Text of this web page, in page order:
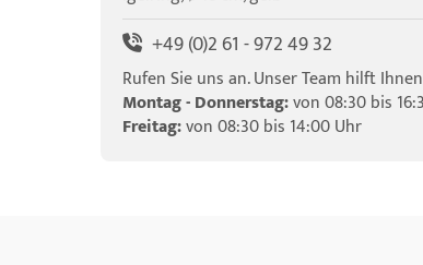
+49 (0)2 61 - 972 49 32
Rufen Sie uns an. Unser Team hilft
Montag - Donnerstag:von 08:30 bis
Freitag:von 08:30 bis 14:00 Uhr